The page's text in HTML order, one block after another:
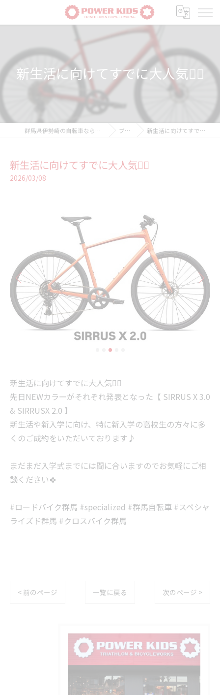
新生活に向けてすでに大人気❤️‍🔥
群馬県伊勢崎の自転車ならPOWER-KIDS ブログ 新生活に向けてすでに大人気❤️‍🔥
新生活に向けてすでに大人気❤️‍🔥
2026/03/08
新生活に向けてすでに大人気❤️‍🔥
先日NEWカラーがそれぞれ発表となった【 SIRRUS X 3.0
& SIRRUSX 2.0 】
新生活や新入学に向け、特に新入学の高校生の方々に多
くのご成約をいただいております♪
まだまだ入学式までには間に合いますのでお気軽にご相
談ください🍀
#ロードバイク群馬 #specialized #群馬自転車 #スペシャ
ライズド群馬 #クロスバイク群馬
< 前のページ 一覧に戻る 次のページ >